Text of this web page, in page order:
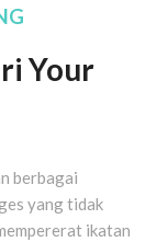
Your
berbagai
yang tidak
ikatan